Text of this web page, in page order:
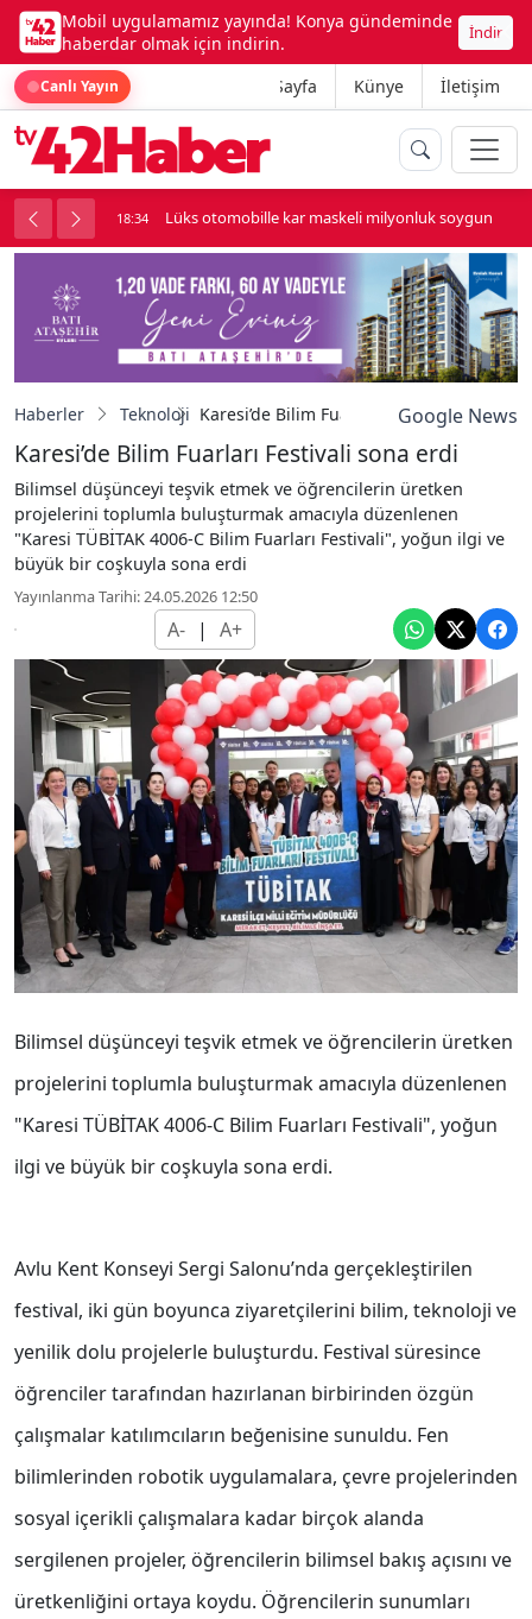
Mobil uygulamamız yayında! Konya gündeminde
haberdar olmak için indirin.
İndir
Canlı Yayın Ana Sayfa Künye İletişim
kavga çıktı 18:34 Lüks otomobille kar maskeli milyonluk soygun
Haberler Teknoloji Karesi’de Bilim Fuarları Festivali sona erdi
Google News
Karesi’de Bilim Fuarları Festivali sona erdi
Bilimsel düşünceyi teşvik etmek ve öğrencilerin üretken
projelerini toplumla buluşturmak amacıyla düzenlenen
"Karesi TÜBİTAK 4006-C Bilim Fuarları Festivali", yoğun ilgi ve
büyük bir coşkuyla sona erdi
Yayınlanma Tarihi: 24.05.2026 12:50
A- | A+
Bilimsel düşünceyi teşvik etmek ve öğrencilerin üretken
projelerini toplumla buluşturmak amacıyla düzenlenen
"Karesi TÜBİTAK 4006-C Bilim Fuarları Festivali", yoğun
ilgi ve büyük bir coşkuyla sona erdi.
Avlu Kent Konseyi Sergi Salonu’nda gerçekleştirilen
festival, iki gün boyunca ziyaretçilerini bilim, teknoloji ve
yenilik dolu projelerle buluşturdu. Festival süresince
öğrenciler tarafından hazırlanan birbirinden özgün
çalışmalar katılımcıların beğenisine sunuldu. Fen
bilimlerinden robotik uygulamalara, çevre projelerinden
sosyal içerikli çalışmalara kadar birçok alanda
sergilenen projeler, öğrencilerin bilimsel bakış açısını ve
üretkenliğini ortaya koydu. Öğrencilerin sunumları